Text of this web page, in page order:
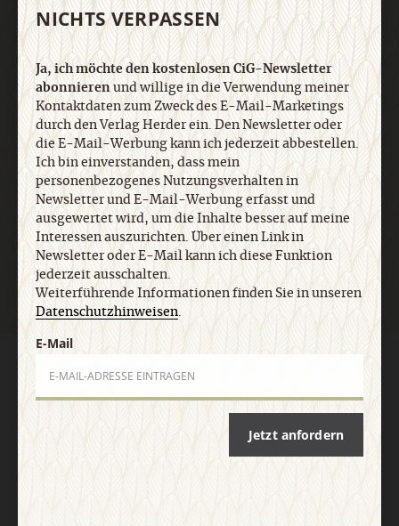
Newsletter oder E-Mail kann ich diese Funktion
jederzeit ausschalten. Weiterführende
Informationen finden Sie in unseren
Datenschutzhinweisen.
E-Mail
Jetzt anmelden
Impressum
Abo online kündigen
NICHTS VERPASSEN
Ja, ich möchte den kostenlosen CiG-Newsletter
abonnierenund willige in die Verwendung meiner
Kontaktdaten zum Zweck des E-Mail-Marketings
durch den Verlag Herder ein. Den Newsletter oder
die E-Mail-Werbung kann ich jederzeit abbestellen.
Ich bin einverstanden, dass mein
personenbezogenes Nutzungsverhalten in
Newsletter und E-Mail-Werbung erfasst und
ausgewertet wird, um die Inhalte besser auf meine
Interessen auszurichten. Über einen Link in
Newsletter oder E-Mail kann ich diese Funktion
jederzeit ausschalten.
Weiterführende Informationen finden Sie in unseren
Datenschutzhinweisen.
E-Mail
Jetzt anfordern